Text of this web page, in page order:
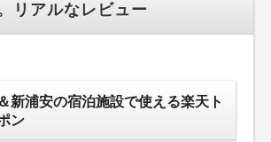
リアルなレビュー
新浦安の宿泊施設で使える楽天ト
ン